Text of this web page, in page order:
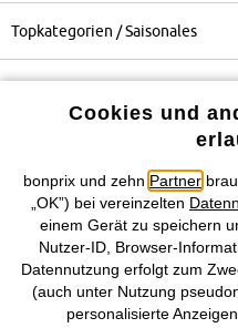
Topkategorien / Saisonales
Mehr
Preisangaben inkl.
AGB Datenschutz
Cookies und
bonprix und zehn Partner
„OK”) bei vereinzelten
einem Gerät zu speichern
Nutzer-ID, Browser-
Datennutzung erfolgt zum
(auch unter Nutzung
personalisierte